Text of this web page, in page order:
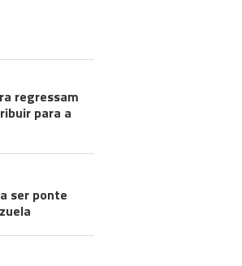
regressam
para a
ser ponte